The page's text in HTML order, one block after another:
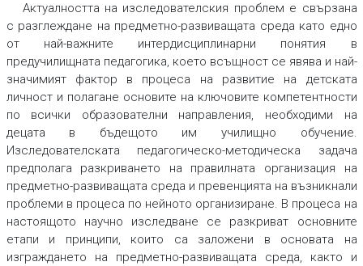
Актуалността на изследователския проблем е свързана
с разглеждане на предметно-развиващата среда като едно
от най-важните интердисциплинарни понятия в
предучилищната педагогика, което всъщност се явява и най-
значимият фактор в процеса на развитие на детската
личност и полагане основите на ключовите компетентности
по всички образователни направления, необходими на
децата в бъдещото им училищно обучение.
Изследователската педагогическо-методическа задача
предполага разкриването на правилната организация на
предметно-развиващата среда и превенцията на възникнали
проблеми в процеса по нейното организиране. В процеса на
настоящото научно изследване се разкриват основните
етапи и принципи, които са заложени в основата на
изграждането на предметно-развиващата среда, както и